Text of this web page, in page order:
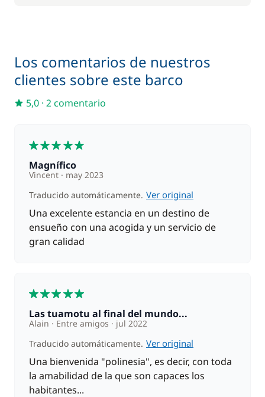
—
Incluído en el pack comfort
Ropa de cama
En opción
Marinero
Patrón (comidas no incluidas)
Pensión completa
Los comentarios de nuestros
clientes sobre este barco
5,0 · 2 comentario
Magnífico
Vincent
may 2023
Traducido automáticamente. Ver original
Una excelente estancia en un destino de
ensueño con una acogida y un servicio de
gran calidad
Las tuamotu al final del mundo...
Alain Entre amigos
jul 2022
Traducido automáticamente. Ver original
Una bienvenida "polinesia", es decir, con toda
la amabilidad de la que son capaces los
habitantes...